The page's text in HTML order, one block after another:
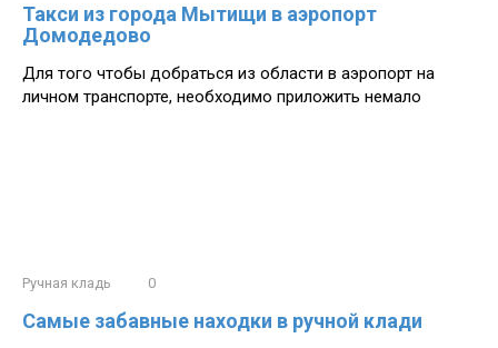
Такси из города Мытищи в аэропорт
Домодедово
Для того чтобы добраться из области в аэропорт на
личном транспорте, необходимо приложить немало
Ручная кладь 0
Самые забавные находки в ручной клади